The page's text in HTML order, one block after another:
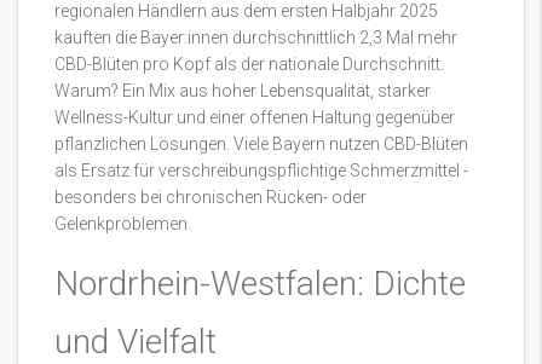
regionalen Händlern aus dem ersten Halbjahr 2025
kauften die Bayer:innen durchschnittlich 2,3 Mal mehr
CBD-Blüten pro Kopf als der nationale Durchschnitt.
Warum? Ein Mix aus hoher Lebensqualität, starker
Wellness-Kultur und einer offenen Haltung gegenüber
pflanzlichen Lösungen. Viele Bayern nutzen CBD-Blüten
als Ersatz für verschreibungspflichtige Schmerzmittel -
besonders bei chronischen Rücken- oder
Gelenkproblemen.
Nordrhein-Westfalen: Dichte
und Vielfalt